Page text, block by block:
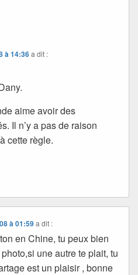
à 14:36a dit :
aime avoir des
Il n’y a pas de raison
cette règle.
à 01:59 a dit :
en Chine, tu peux bien
une autre te plait, tu
est un plaisir , bonne